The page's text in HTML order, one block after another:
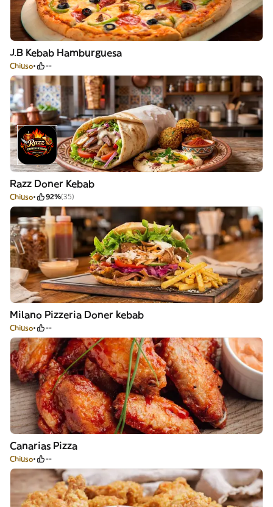
J.B Kebab Hamburguesa
Chiuso --
Razz Doner Kebab
Chiuso 92%(35)
Milano Pizzeria Doner kebab
Chiuso --
Canarias Pizza
Chiuso --